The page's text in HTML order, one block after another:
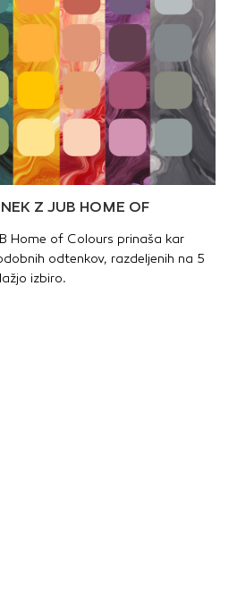
Z JUB HOME OF
Home of Colours prinaša kar
odtenkov, razdeljenih na 5
izbiro.